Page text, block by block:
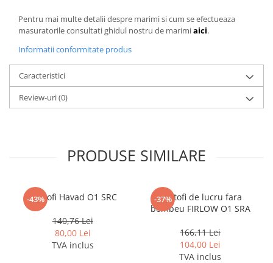
Pentru mai multe detalii despre marimi si cum se efectueaza
masuratorile consultati ghidul nostru de marimiaici.
Informatii conformitate produs
Caracteristici
Review-uri(0)
PRODUSE SIMILARE
-43%
Pantofi Havad O1 SRC
140,76 Lei
80,00 Lei
TVA inclus
-37%
Pantofi de lucru fara
bombeu FIRLOW O1 SRA
166,11 Lei
104,00 Lei
TVA inclus